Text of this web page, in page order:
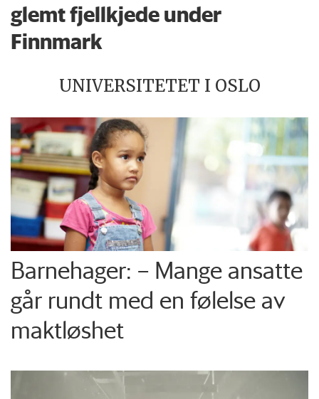
glemt fjellkjede under
Finnmark
UNIVERSITETET I OSLO
Barnehager: – Mange ansatte
går rundt med en følelse av
maktløshet